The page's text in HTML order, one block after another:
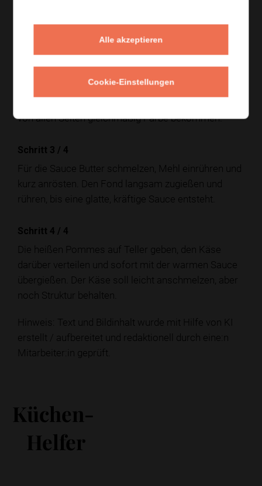
und gut trocken tupfen. Mit Öl und Salz vermengen
und auf einem Blech verteilen.
Schritt 2/4
Die Pommes bei220 °Cbacken, bis sie goldbraun
von allen Seiten gleichmäßig Farbe bekommen.
Schritt 3 / 4
Für die Sauce Butter schmelzen, Mehl einrühren und
kurz anrösten. Den Fond langsam zugießen und
rühren, bis eine glatte, kräftige Sauce entsteht.
Schritt 4 / 4
Die heißen Pommes auf Teller geben, den Käse
darüber verteilen und sofort mit der warmen Sauce
übergießen. Der Käse soll leicht anschmelzen, aber
noch Struktur behalten.
Hinweis: Text und Bildinhalt wurde mit Hilfe von KI
erstellt / aufbereitet und redaktionell durch eine:n
Mitarbeiter:in geprüft.
Küchen-
Helfer
Alle akzeptieren
Cookie-Einstellungen